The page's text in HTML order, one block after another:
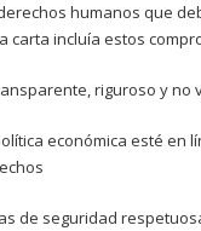
humanos que
carta incluía estos
riguroso y no
económica esté en
de seguridad